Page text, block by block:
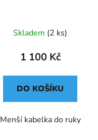
Skladem (2 ks)
1 100 Kč
DO KOŠÍKU
Menší kabelka do ruky